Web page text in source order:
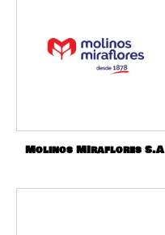
Molinos MIraflores S.A